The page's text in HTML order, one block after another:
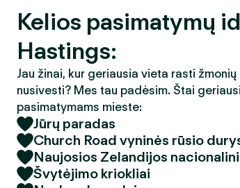
Kelios pasimatymų
Hastings:
Jau žinai, kur geriausia vieta rasti
nusivesti? Mes tau padėsim. Štai
pasimatymams mieste:
Jūrų paradas
Church Road vyninės rūsio
Naujosios Zelandijos
Švytėjimo kriokliai